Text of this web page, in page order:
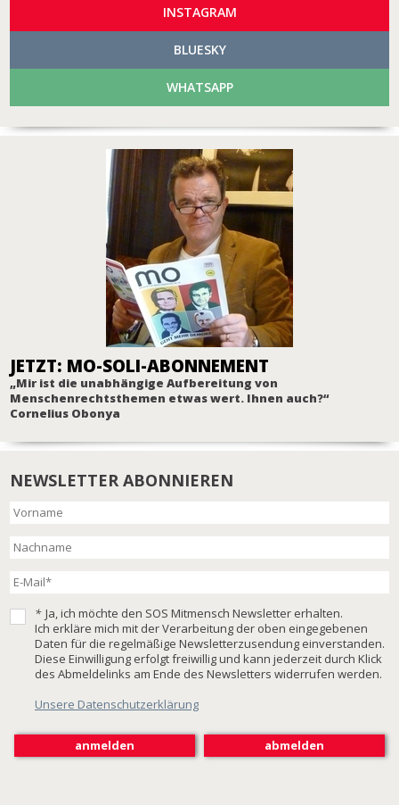
INSTAGRAM
BLUESKY
WHATSAPP
JETZT: MO-SOLI-ABONNEMENT
„Mir ist die unabhängige Aufbereitung von
Menschenrechtsthemen etwas wert. Ihnen auch?“
Cornelius Obonya
NEWSLETTER ABONNIEREN
* Ja, ich möchte den SOS Mitmensch Newsletter erhalten.
Ich erkläre mich mit der Verarbeitung der oben eingegebenen
Daten für die regelmäßige Newsletterzusendung einverstanden.
Diese Einwilligung erfolgt freiwillig und kann jederzeit durch Klick
des Abmeldelinks am Ende des Newsletters widerrufen werden.
Unsere Datenschutzerklärung